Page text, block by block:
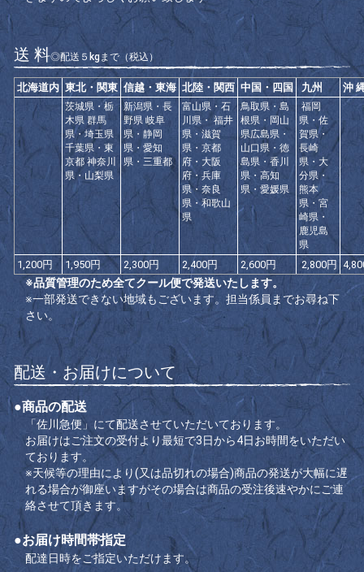
送 料◎配送５kgまで（税込）
北海道内 東北・関東 信越・東海 北陸・関西 中国・四国 九州 沖
茨城県・栃
木県 群馬
県・埼玉県
千葉県・東
京都 神奈川
県・山梨県
新潟県・長
野県 岐阜
県・静岡
県・愛知
県・三重都
富山県・石
川県・ 福井
県・滋賀
県・京都
府・大阪
府・兵庫
県・奈良
県・和歌山
県
鳥取県・島
根県・岡山
県広島県・
山口県・徳
島県・香川
県・高知
県・愛媛県
福岡
県・佐
賀県・
長崎
県・大
分県・
熊本
県・宮
崎県・
鹿児島
県
1,200円 1,950円 2,300円 2,400円 2,600円 2,800円
※品質管理のため全てクール便で発送いたします。
※一部発送できない地域もございます。担当係員までお尋ね下
さい。
配送・お届けについて
●商品の配送
「佐川急便」にて配送させていただいております。
お届けはご注文の受付より最短で3日から4日お時間をいただい
ております。
※天候等の理由により(又は品切れの場合)商品の発送が大幅に遅
れる場合が御座いますがその場合は商品の受注後速やかにご連
絡させて頂きます。
●お届け時間帯指定
配達日時をご指定いただけます。